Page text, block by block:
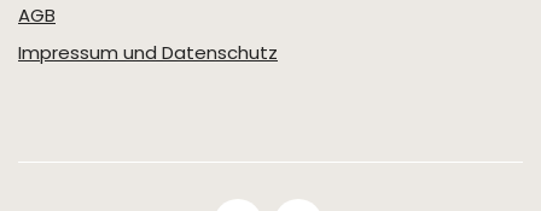
AGB
Impressum und Datenschutz